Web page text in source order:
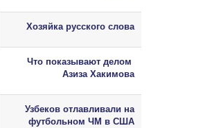
Хозяйка русского слова
Что показывают делом
Азиза Хакимова
Узбеков отлавливали на
футбольном ЧМ в США